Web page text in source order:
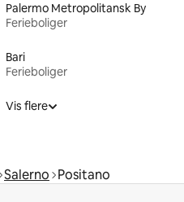
Palermo Metropolitansk By
Ferieboliger
Bari
Ferieboliger
Vis flere
Salerno Positano